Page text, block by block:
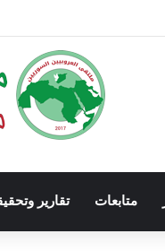
متابعات تقارير